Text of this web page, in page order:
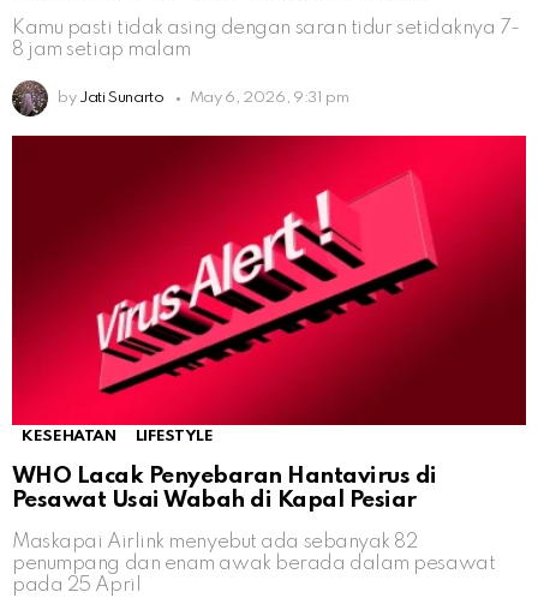
Kamu pasti tidak asing dengan saran tidur setidaknya 7-
8 jam setiap malam
by Jati Sunarto May 6, 2026, 9:31 pm
KESEHATAN LIFESTYLE
WHO Lacak Penyebaran Hantavirus di
Pesawat Usai Wabah di Kapal Pesiar
Maskapai Airlink menyebut ada sebanyak 82
penumpang dan enam awak berada dalam pesawat
pada 25 April